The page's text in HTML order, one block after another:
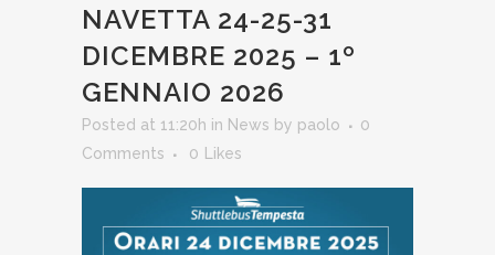
NAVETTA 24-25-31
DICEMBRE 2025 – 1º
GENNAIO 2026
Posted at 11:20h in News by paolo
0
Comments
0 Likes